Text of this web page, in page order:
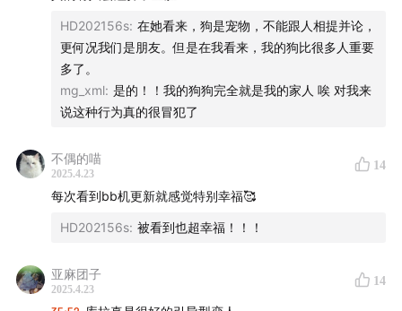
HD202156s: 在她看来，狗是宠物，不能跟人相提并论，
更何况我们是朋友。但是在我看来，我的狗比很多人重要
多了。
mg_xml: 是的！！我的狗狗完全就是我的家人 唉 对我来
说这种行为真的很冒犯了
不偶的喵
2025.4.23
14
每次看到bb机更新就感觉特别幸福🥰
HD202156s: 被看到也超幸福！！！
亚麻团子
2025.4.23
14